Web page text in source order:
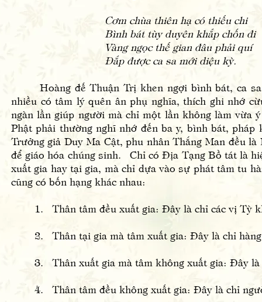
Cơm chùa thiên hạ có thiếu chi
Bình bát tùy duyên khắp chốn đi
Vàng ngọc thế gian đâu phải quí
Đắp được ca sa mới diệu kỳ.
Hoàng đế Thuận Trị khen ngợi bình bát, ca
nhiều có tâm lý quên ân phụ nghĩa, thích ghi nhớ
ngàn lần giúp người mà chỉ một lần không làm
Phật phải thường nghĩ nhớ đến ba y, bình bát,
Trưởng giả Duy Ma Cật, phu nhân Thắng Man đều
để giáo hóa chúng sinh. Chỉ có Địa Tạng Bồ tát là
xuất gia hay tại gia, mà chỉ dựa vào sự phát tâm tu
cũng có bốn hạng khác nhau:
1. Thân tâm đều xuất gia: Đây là chỉ các vị Tỳ
2. Thân tại gia mà tâm xuất gia: Đây là chỉ
3. Thân xuất gia mà tâm không xuất gia: Đây
4. Thân tâm đều không xuất gia: Đây là chỉ